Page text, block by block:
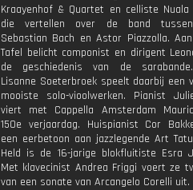
Kraayenhof & Quartet en celliste Nuala
die vertellen over de band
Sebastian Bach en Astor Piazzolla.
Tafel belicht componist en dirigent
de geschiedenis van de
Lisanne Soeterbroek speelt daarbij een
mooiste solo-vioolwerken. Pianist
viert met Cappella Amsterdam
150e verjaardag. Huispianist Cor
een eerbetoon aan jazzlegende Art
Held is de 16-jarige blokfluitiste Esra
Met klavecinist Andrea Friggi voert ze
van een sonate van Arcangelo Corelli uit.